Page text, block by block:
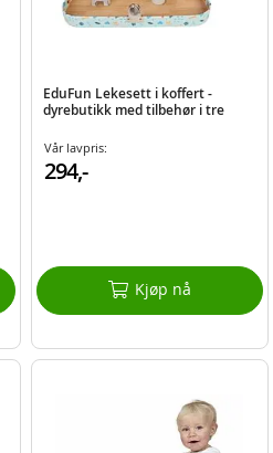
EduFun Lekesett i koffert -
dyrebutikk med tilbehør i tre
Vår lavpris:
294,-
Kjøp nå